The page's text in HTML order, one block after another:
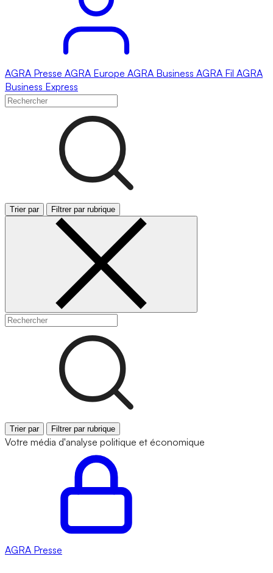
AGRA Presse AGRA Europe AGRA Business AGRA Fil AGRA
Business Express
Trier par Filtrer par rubrique
Trier par Filtrer par rubrique
Votre média d'analyse politique et économique
AGRA Presse